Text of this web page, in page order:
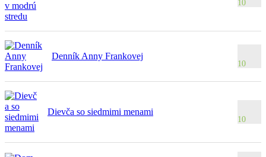
10
Denník Anny Frankovej
10
Dievča so siedmimi menami
10